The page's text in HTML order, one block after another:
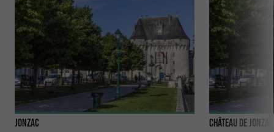
Jonzac Château de Jonzac